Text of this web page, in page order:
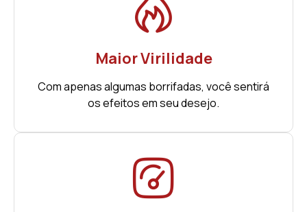
Maior Virilidade
Com apenas algumas borrifadas, você sentirá
os efeitos em seu desejo.